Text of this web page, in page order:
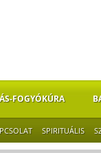
FOGYÓKÚRA
SPIRITUÁLIS